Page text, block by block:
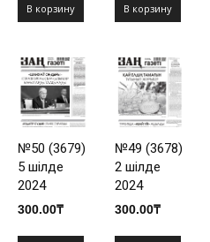
В корзину В корзину
№50 (3679)
5 шілде
2024
300.00₸
№49 (3678)
2 шілде
2024
300.00₸